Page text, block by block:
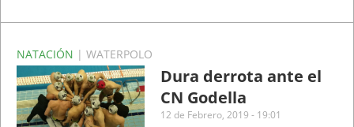
NATACIÓN | WATERPOLO
Dura derrota ante el
CN Godella
12 de Febrero, 2019 - 19:01